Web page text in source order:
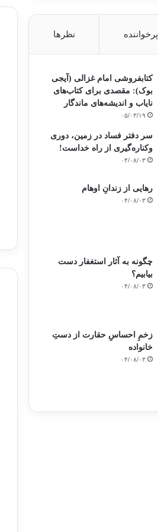
پرخواننده نظرها
کتابفروشی امام غزالی (آیجی
بوک): مقصدی برای کتاب‌های
نایاب و اندیشه‌های ماندگار
۰۵/۰۳/۱۹
سر دفتر فساد در زمین‌، دوری
وکناره‌گیری از راه خداست‌!
۰۴/۰۸/۰۳
رهایی از زندانِ اوهام
۰۴/۰۸/۰۳
چگونه به آثار استغفار دست
بیابیم؟
۰۴/۰۸/۰۳
زخمِ احساسِ حقارت از دستِ
خانواده
۰۴/۰۸/۰۳